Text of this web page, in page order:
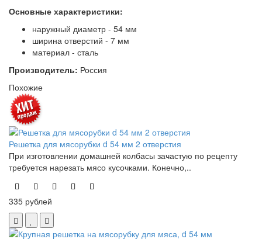
Основные характеристики:
наружный диаметр - 54 мм
ширина отверстий - 7 мм
материал - сталь
Производитель: Россия
Похожие
Решетка для мясорубки d 54 мм 2 отверстия
При изготовлении домашней колбасы зачастую по рецепту
требуется нарезать мясо кусочками. Конечно,..
335 рублей